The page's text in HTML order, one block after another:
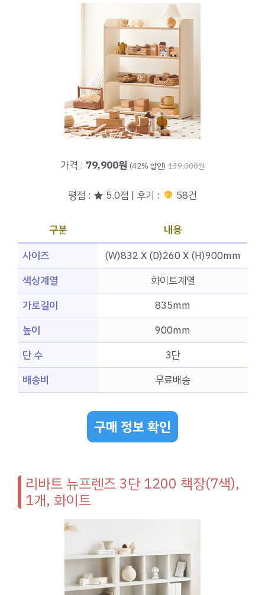
가격 : 79,900원 (42% 할인) 139,000원
평점 : ★ 5.0점 | 후기 : 58건
구분
내용
사이즈
(W)832 X (D)260 X (H)900mm
색상계열
화이트계열
가로길이
835mm
높이
900mm
단 수
3단
배송비
무료배송
구매 정보 확인
리바트 뉴프렌즈 3단 1200 책장(7색),
1개, 화이트